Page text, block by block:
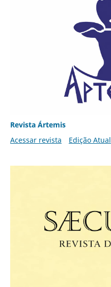
Revista Ártemis
Acessar revista
Edição Atual